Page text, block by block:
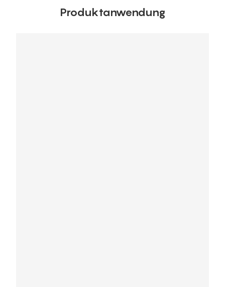
Produktanwendung